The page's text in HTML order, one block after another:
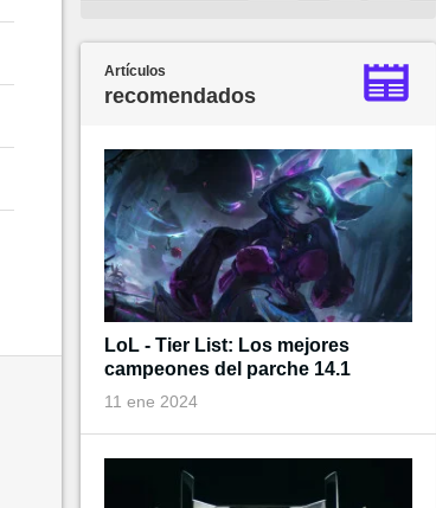
Artículos
recomendados
LoL - Tier List: Los mejores
campeones del parche 14.1
11 ene 2024